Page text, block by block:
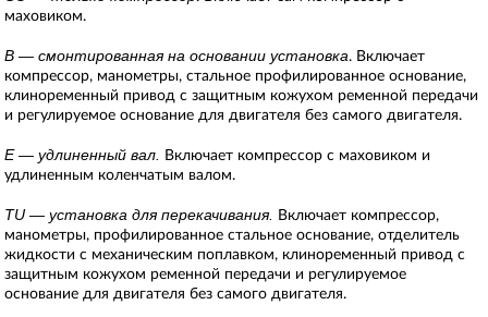
маховиком.
B — смонтированная на основании установка. Включает
компрессор, манометры, стальное профилированное основание,
клиноременный привод с защитным кожухом ременной передачи
и регулируемое основание для двигателя без самого двигателя.
E — удлиненный вал.
Включает компрессор с маховиком и
удлиненным коленчатым валом.
TU — установка для перекачивания.
Включает компрессор,
манометры, профилированное стальное основание, отделитель
жидкости с механическим поплавком, клиноременный привод с
защитным кожухом ременной передачи и регулируемое
основание для двигателя без самого двигателя.